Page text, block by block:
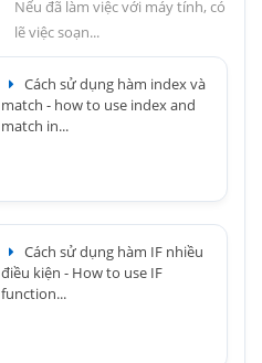
Nếu đã làm việc với máy tính, có
lẽ việc soạn...
Cách sử dụng hàm index và
match - how to use index and
match in...
Cách sử dụng hàm IF nhiều
điều kiện - How to use IF
function...